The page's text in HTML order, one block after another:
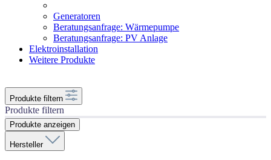
Generatoren
Beratungsanfrage: Wärmepumpe
Beratungsanfrage: PV Anlage
Elektroinstallation
Weitere Produkte
Produkte filtern
Produkte filtern
Produkte anzeigen
Hersteller